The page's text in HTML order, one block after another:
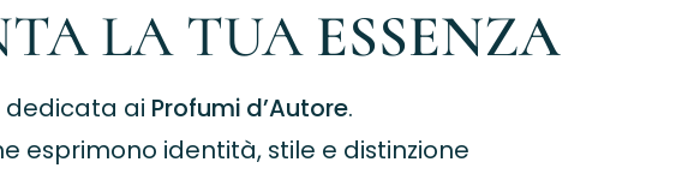
LA TUA ESSENZA
dedicata ai Profumi d’Autore.
esprimono identità, stile e distinzione